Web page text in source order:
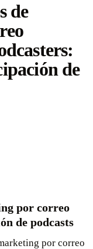
de
de
por correo
de podcasts
por correo